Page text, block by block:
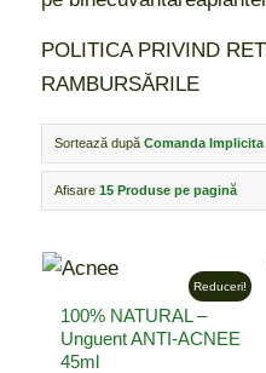
POLITICA PRIVIND
RAMBURSĂRILE
Sortează după Comanda Implicita
Afisare 15 Produse pe pagină
100% NATURAL –
Unguent ANTI-ACNEE
45ml
Reduceri!